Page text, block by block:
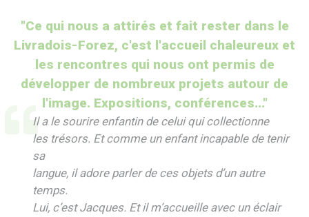
"Ce qui nous a attirés et fait rester dans le
Livradois-Forez, c'est l'accueil chaleureux et
les rencontres qui nous ont permis de
développer de nombreux projets autour de
l'image. Expositions, conférences..."
Il a le sourire enfantin de celui qui collectionne
les trésors. Et comme un enfant incapable de tenir
sa
langue, il adore parler de ces objets d’un autre
temps.
Lui, c’est Jacques. Et il m’accueille avec un éclair